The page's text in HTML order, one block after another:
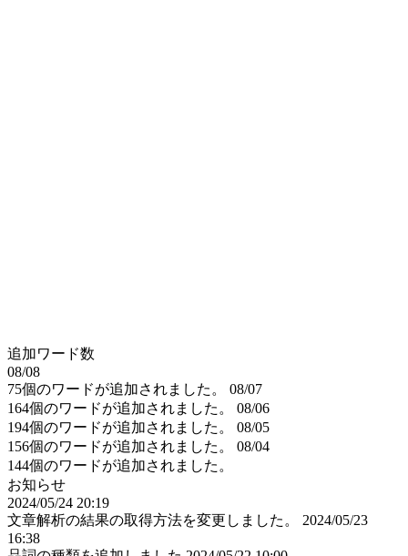
追加ワード数
08/08
75個のワードが追加されました。
08/07
164個のワードが追加されました。
08/06
194個のワードが追加されました。
08/05
156個のワードが追加されました。
08/04
144個のワードが追加されました。
お知らせ
2024/05/24 20:19
文章解析の結果の取得方法を変更しました。
2024/05/23
16:38